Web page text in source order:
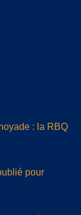
: la RBQ
pour